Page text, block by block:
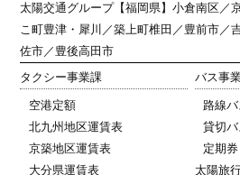
太陽交通グループ【福岡県】小倉南区／
こ町豊津・犀川／築上町椎田／豊前市／
佐市／豊後高田市
タクシー事業課
空港定額
北九州地区運賃表
京築地区運賃表
大分県運賃表
バス事
路線
貸切
定期
太陽旅